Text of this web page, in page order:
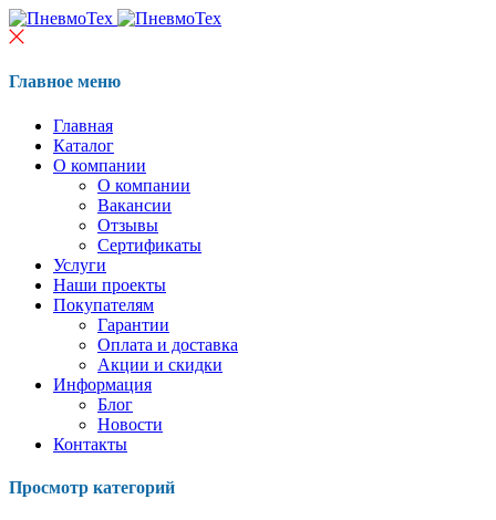
Главное меню
Главная
Каталог
О компании
О компании
Вакансии
Отзывы
Сертификаты
Услуги
Наши проекты
Покупателям
Гарантии
Оплата и доставка
Акции и скидки
Информация
Блог
Новости
Контакты
Просмотр категорий